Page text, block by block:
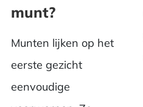
munt?
Munten lijken op het
eerste gezicht
eenvoudige